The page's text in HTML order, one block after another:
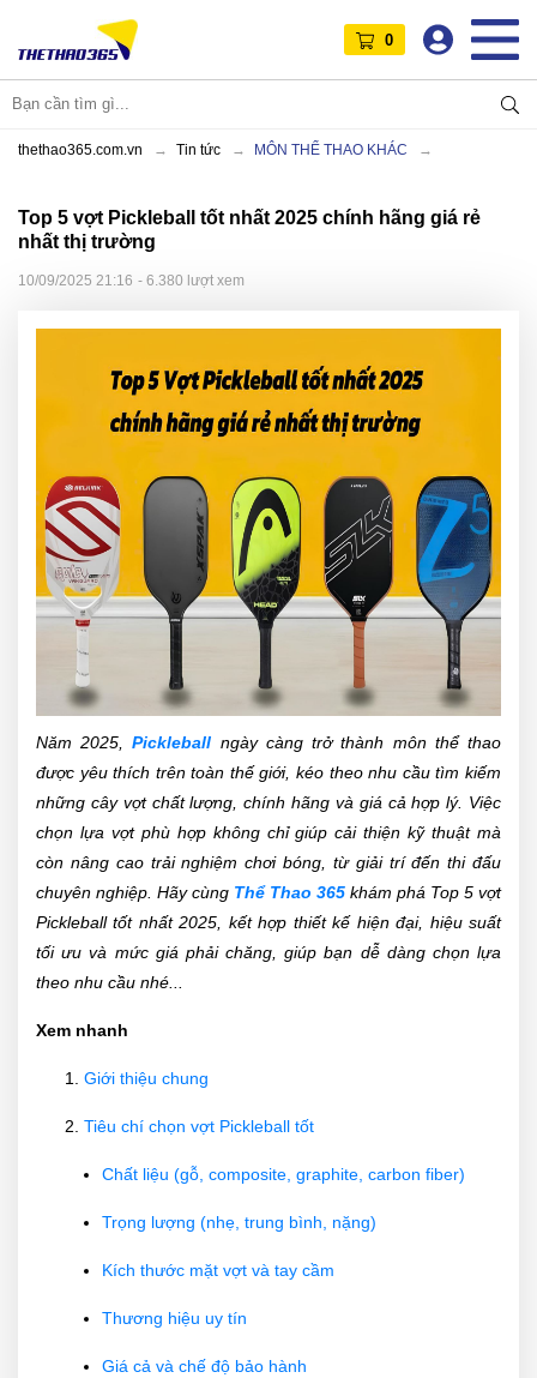
0
thethao365.com.vn Tin tức MÔN THỂ THAO KHÁC
Top 5 vợt Pickleball tốt nhất 2025 chính hãng giá rẻ
nhất thị trường
10/09/2025 21:16 - 6.380 lượt xem
Năm 2025,Pickleball ngày càng trở thành môn thể thao
được yêu thích trên toàn thế giới, kéo theo nhu cầu tìm kiếm
những cây vợt chất lượng, chính hãng và giá cả hợp lý. Việc
chọn lựa vợt phù hợp không chỉ giúp cải thiện kỹ thuật mà
còn nâng cao trải nghiệm chơi bóng, từ giải trí đến thi đấu
chuyên nghiệp. Hãy cùng Thể Thao 365 khám phá Top 5 vợt
Pickleball tốt nhất 2025, kết hợp thiết kế hiện đại, hiệu suất
tối ưu và mức giá phải chăng, giúp bạn dễ dàng chọn lựa
theo nhu cầu nhé...
Xem nhanh
Giới thiệu chung
Tiêu chí chọn vợt Pickleball tốt
Chất liệu (gỗ, composite, graphite, carbon fiber)
Trọng lượng (nhẹ, trung bình, nặng)
Kích thước mặt vợt và tay cầm
Thương hiệu uy tín
Giá cả và chế độ bảo hành